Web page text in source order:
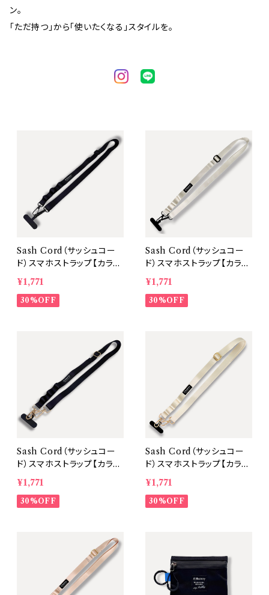
ン。
「ただ持つ」から「使いたくなる」スタイルを。
Sash Cord（サッシュコー
ド）スマホストラップ【カラ
ー：Black 金具：Black】
¥1,771
30%OFF
Sash Cord（サッシュコー
ド）スマホストラップ【カラ
ー：Ivory 金具：Black】
¥1,771
30%OFF
Sash Cord（サッシュコー
ド）スマホストラップ【カラ
ー：Black 金具：Gold】
¥1,771
30%OFF
Sash Cord（サッシュコー
ド）スマホストラップ【カラ
ー：Ivory 金具：Gold】
¥1,771
30%OFF